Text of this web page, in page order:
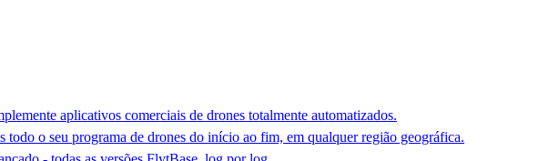
aplicativos comerciais de drones totalmente automatizados.
todo o seu programa de drones do início ao fim, em qualquer região geográfica.